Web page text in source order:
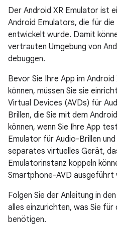
Der Android XR Emulator ist
Android Emulators, die für die
entwickelt wurde. Damit
vertrauten Umgebung von
debuggen.
Bevor Sie Ihre App im
können, müssen Sie sie
Virtual Devices (AVDs) für
Brillen, die Sie mit dem
können, wenn Sie Ihre App
Emulator für Audio-Brillen
separates virtuelles Gerät,
Emulatorinstanz koppeln
Smartphone-AVD ausgeführt
Folgen Sie der Anleitung in
alles einzurichten, was Sie
benötigen.